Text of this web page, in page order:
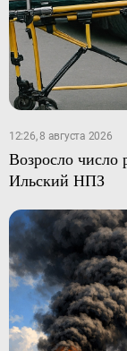
12:26, 8 августа 2026
Возросло число
Ильский НПЗ